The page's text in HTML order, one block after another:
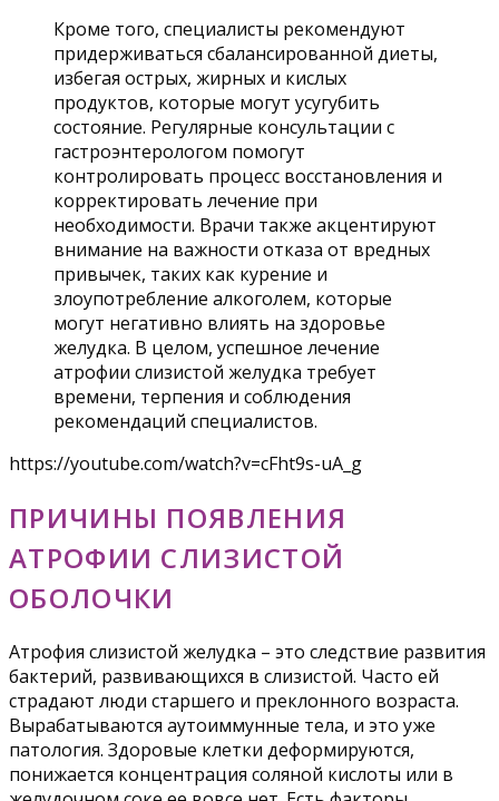
Кроме того, специалисты рекомендуют
придерживаться сбалансированной диеты,
избегая острых, жирных и кислых
продуктов, которые могут усугубить
состояние. Регулярные консультации с
гастроэнтерологом помогут
контролировать процесс восстановления и
корректировать лечение при
необходимости. Врачи также акцентируют
внимание на важности отказа от вредных
привычек, таких как курение и
злоупотребление алкоголем, которые
могут негативно влиять на здоровье
желудка. В целом, успешное лечение
атрофии слизистой желудка требует
времени, терпения и соблюдения
рекомендаций специалистов.
https://youtube.com/watch?v=cFht9s-uA_g
ПРИЧИНЫ ПОЯВЛЕНИЯ
АТРОФИИ СЛИЗИСТОЙ
ОБОЛОЧКИ
Атрофия слизистой желудка – это следствие развития
бактерий, развивающихся в слизистой. Часто ей
страдают люди старшего и преклонного возраста.
Вырабатываются аутоиммунные тела, и это уже
патология. Здоровые клетки деформируются,
понижается концентрация соляной кислоты или в